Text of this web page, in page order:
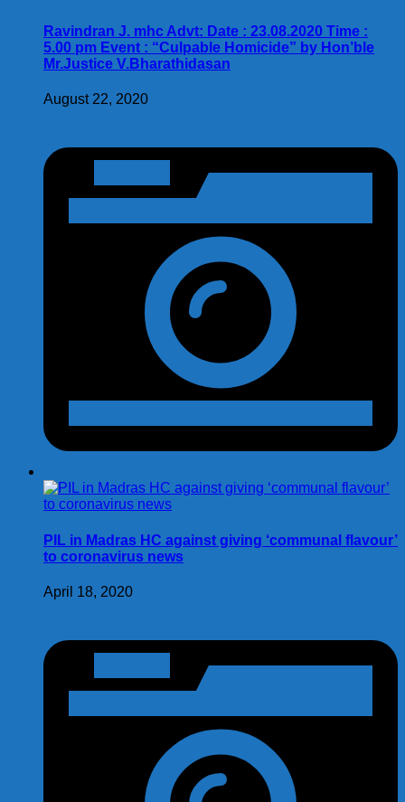
Ravindran J. mhc Advt: Date : 23.08.2020 Time :
5.00 pm Event : “Culpable Homicide” by Hon’ble
Mr.Justice V.Bharathidasan
August 22, 2020
PIL in Madras HC against giving ‘communal flavour’
to coronavirus news
April 18, 2020